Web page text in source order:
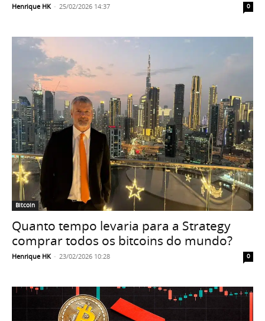
Henrique HK - 25/02/2026 14:37 0
Bitcoin
Quanto tempo levaria para a Strategy
comprar todos os bitcoins do mundo?
Henrique HK - 23/02/2026 10:28 0